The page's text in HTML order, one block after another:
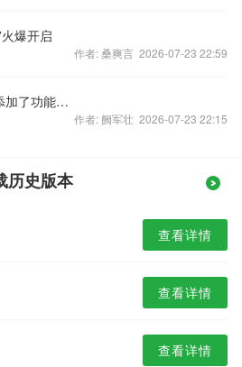
火爆开启
作者: 桑爽言 2026-07-23 22:59
《天天挂机》18日更新预添加了功能入口
作者: 阙军壮 2026-07-23 22:15
历史版本
查看详情
查看详情
查看详情